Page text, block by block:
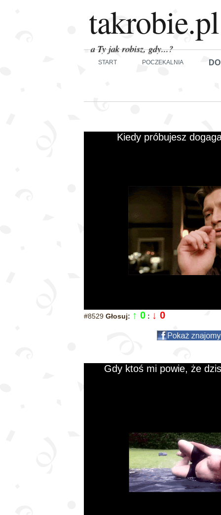
takrobie.pl
a Ty jak robisz, gdy...?
START POCZEKALNIA
Kiedy próbujesz
#8529 Głosuj: ↑ 0 : ↓ 0
Gdy ktoś mi powie, że